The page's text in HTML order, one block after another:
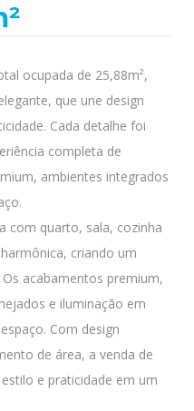
ocupada de 25,88m²,
que une design
Cada detalhe foi
completa de
ambientes integrados
com quarto, sala, cozinha
criando um
acabamentos premium,
e iluminação em
Com design
de área, a venda de
e praticidade em um